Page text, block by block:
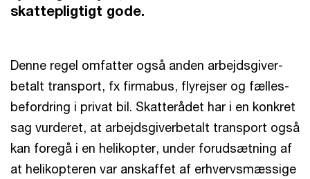
skattepligtigt gode.
Denne regel omfatter også anden arbejdsgiver­
betalt transport, fx firmabus, flyrejser og fælles­
befordring i privat bil. Skatterådet har i en konkret
sag vurderet, at arbejdsgiverbetalt transport også
kan foregå i en helikopter, under forudsætning af
at helikopteren var anskaffet af erhvervsmæssige